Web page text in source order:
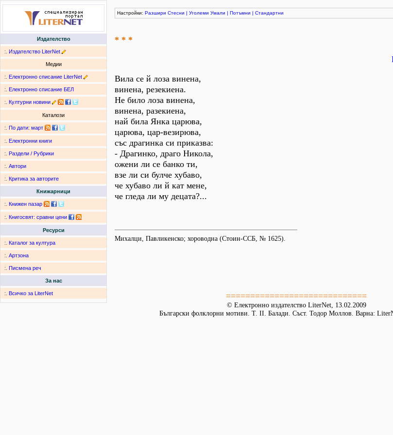
Издателство
:. Издателство LiterNet
Медии
:. Електронно списание LiterNet
:. Електронно списание БЕЛ
:. Културни новини
Каталози
:. По дати: март
:. Електронни книги
:. Раздели / Рубрики
:. Автори
:. Критика за авторите
Книжарници
:. Книжен пазар
:. Книгосвят: сравни цени
Ресурси
:. Каталог за култура
:. Артзона
:. Писмена реч
За нас
:. Всичко за LiterNet
Настройки: Разшири Стесни | Уголеми Умали | Потъмни | Стандартни
* * *
Вила се й лоза винена,
винена, резекиена.
Не било лоза винена,
винена, разекиена,
най била Янка царюва,
царюва, цар-везирюва,
със драгинка си приказва:
- Драгинко, драго Никола,
ожени ли се банко ти,
взе ли си булче хубаво,
че хубаво ли й кат мене,
че гледа ли му децата?...
Михалци, Павликенско; хороводна (Стоин-ССБ, № 1625).
=============================
© Електронно издателство LiterNet, 13.02.2009
Български фолклорни мотиви. Т. II. Балади. Съст. Тодор Моллов. Варна: